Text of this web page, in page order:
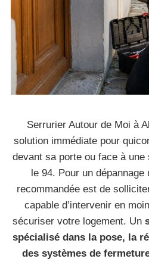
Serrurier Autour de Moi à
solution immédiate pour
devant sa porte ou face à
le 94. Pour un
recommandée est de
capable d’intervenir en
sécuriser votre logement. Un
spécialisé dans la pose, la
des systèmes de